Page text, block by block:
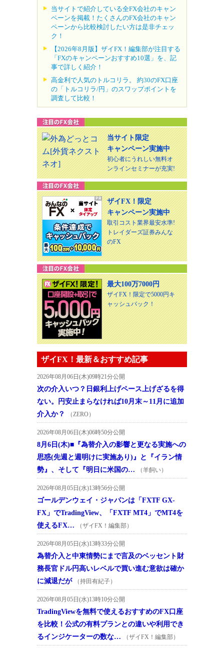
当サイトで紹介している全FX会社のキャン
ペーンを掲載！たくさんのFX会社のキャン
ペーンから比較検討したい方は是非チェッ
ク！
【2026年8月版】ザイFX！編集部が注目する
「FXのキャンペーンおすすめ10選」を、記
事で詳しく紹介！
高金利で人気のトルコリラ。 約30のFX口座
の「トルコリラ/円」のスワップポイントを
調査して比較！
当サイト限定
キャンペーン実施中
初心者にうれしい無料オ
ンラインセミナーが充実!
ザイFX！限定
キャンペーン実施中
取引コスト業界最安水準!
トレイダーズ証券みんな
のFX
最大100万7000円
ザイFX！限定で5000円キ
ャッシュバック！
ザイFX！最新＆おすすめ記事
2026年08月06日(木)09時21分公開
次の介入いつ？日銀利上げペース上げざるを得
ない。円安止まらなければ10月末～11月に追加
介入か？
（ZERO）
2026年08月06日(木)06時50分公開
8月6日(木)■『為替介入の影響と更なる実施への
思惑(先週と週明けに実施あり)』と『イラン情
勢』、そして『明日に米国の…
（羊飼い）
2026年08月05日(水)13時56分公開
ゴールデンウェイ・ジャパンは「FXTF GX-
FX」でTradingView、「FXTF MT4」でMT4を
使えるFX…
（ザイFX！編集部）
2026年08月05日(水)13時33分公開
為替介入と中東情勢にまで言及のベッセント財
務長官ドル円高いレベルで買い進む意欲は確か
に減退だが
（持田有紀子）
2026年08月05日(水)13時10分公開
TradingViewを無料で使えるおすすめのFX口座
を比較！公式の有料プランとの違いや利用でき
るインジケーターの数な…
（ザイFX！編集部）